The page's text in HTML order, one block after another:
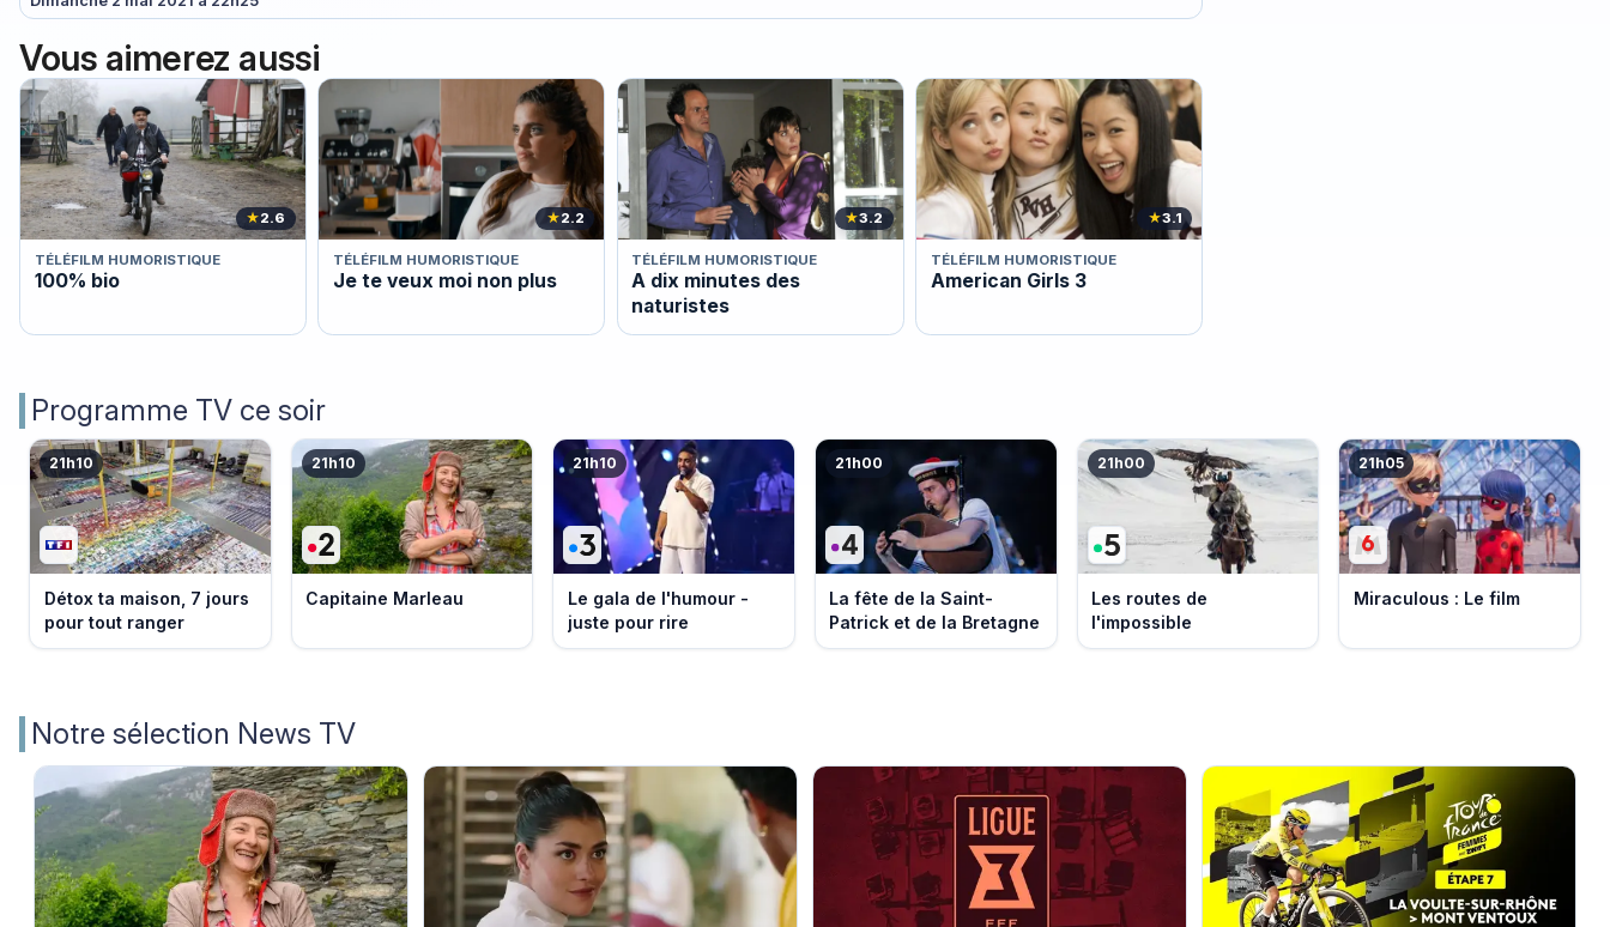
Vous aimerez aussi
★2.6
TÉLÉFILM HUMORISTIQUE
100% bio
★2.2
TÉLÉFILM HUMORISTIQUE
Je te veux moi non plus
★3.2
TÉLÉFILM HUMORISTIQUE
A dix minutes des
naturistes
★3.1
TÉLÉFILM HUMORISTIQUE
American Girls 3
Programme TV ce soir
21h10
Détox ta maison, 7 jours
pour tout ranger
21h10
Capitaine Marleau
21h10
Le gala de l'humour -
juste pour rire
21h00
La fête de la Saint-
Patrick et de la Bretagne
21h00
Les routes de
l'impossible
21h05
Miraculous : Le film
Notre sélection News TV